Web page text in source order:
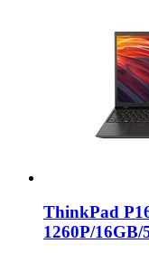
ThinkPad
1260P/